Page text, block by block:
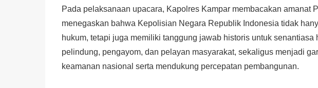
Pada pelaksanaan upacara, Kapolres Kampar membacakan amanat
menegaskan bahwa Kepolisian Negara Republik Indonesia tidak
hukum, tetapi juga memiliki tanggung jawab historis untuk
pelindung, pengayom, dan pelayan masyarakat, sekaligus menjadi
keamanan nasional serta mendukung percepatan pembangunan.